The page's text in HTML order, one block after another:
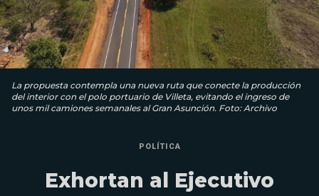
La propuesta contempla una nueva ruta que conecte la producción
del interior con el polo portuario de Villeta, evitando el ingreso de
unos mil camiones semanales al Gran Asunción. Foto: Archivo
POLÍTICA
Exhortan al Ejecutivo